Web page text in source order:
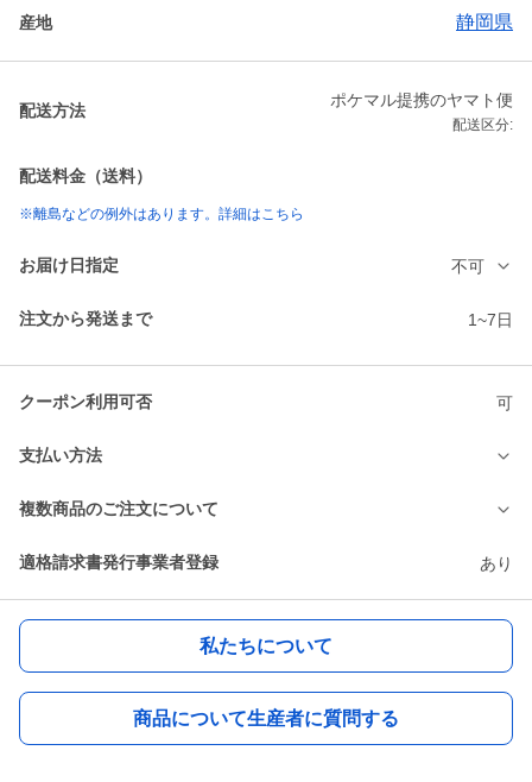
産地 静岡県
配送方法
ポケマル提携のヤマト便
配送区分:
配送料金（送料）
※離島などの例外はあります。詳細はこちら
お届け日指定 不可
注文から発送まで 1~7日
クーポン利用可否 可
支払い方法
複数商品のご注文について
適格請求書発行事業者登録 あり
私たちについて
商品について生産者に質問する